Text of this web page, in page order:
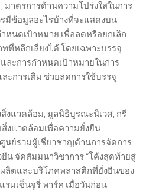
าตรการด้านความโปร่งใสในการ
มีข้อมูลอะไรบ้างที่จะแสดงบน
นดเป้าหมาย เพื่อลดหรือยกเลิก
ที่หลีกเลี่ยงได้ โดยเฉพาะบรรจุ
ะการกําหนดเป้าหมายในการ
การเติม ช่วยลดการใช้บรรจุ
งแวดล้อม, มูลนิธิบูรณะนิเวศ, กรี
งแวดล้อมเพื่อความยั่งยืน
นย์รวมผู้เชี่ยวชาญด้านการจัดการ
น จัดสัมมนาวิชาการ “โค้งสุดท้ายสู่
ลิตและบริโภคพลาสติกที่ยั่งยืนของ
รมเซ็นจูรี่ พาร์ค เมื่อวันก่อน